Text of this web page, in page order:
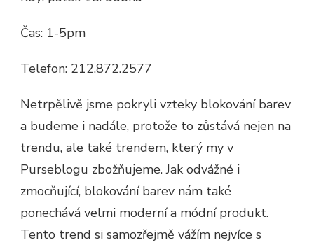
Čas: 1-5pm
Telefon: 212.872.2577
Netrpělivě jsme pokryli vzteky blokování barev
a budeme i nadále, protože to zůstává nejen na
trendu, ale také trendem, který my v
Purseblogu zbožňujeme. Jak odvážné i
zmocňující, blokování barev nám také
ponechává velmi moderní a módní produkt.
Tento trend si samozřejmě vážím nejvíce s